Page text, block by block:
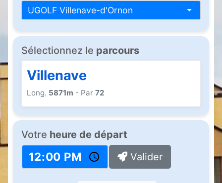
UGOLF Villenave-d'Ornon
Sélectionnez le parcours
Villenave
Long. 5871m - Par 72
Votre heure de départ
Valider